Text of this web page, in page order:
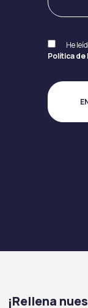
He
Política de
¡Rellena